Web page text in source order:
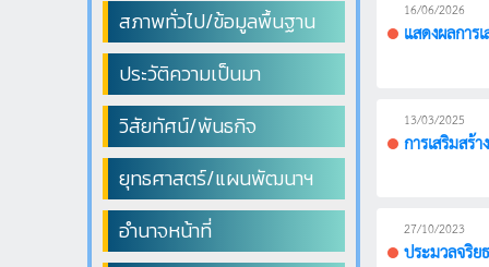
สภาพทั่วไป/ข้อมูลพื้นฐาน
ประวัติความเป็นมา
วิสัยทัศน์/พันธกิจ
ยุทธศาสตร์/แผนพัฒนาฯ
อำนาจหน้าที่
แสดงผลการ
16/06/2026
การเสริมสร้
13/03/2025
ประมวลจริย
27/10/2023